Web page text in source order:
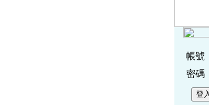
帳號
密碼